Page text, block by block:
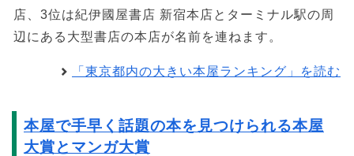
店、3位は紀伊國屋書店 新宿本店とターミナル駅の周
辺にある大型書店の本店が名前を連ねます。
「東京都内の大きい本屋ランキング」を読む
本屋で手早く話題の本を見つけられる本屋
大賞とマンガ大賞